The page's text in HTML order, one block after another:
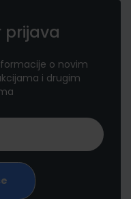
prijava
o novim
i drugim